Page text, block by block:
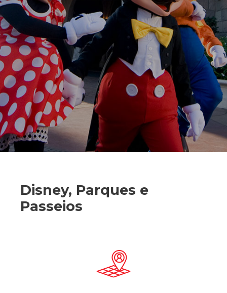
Disney, Parques e
Passeios